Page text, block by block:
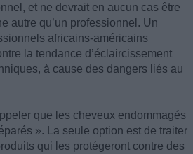
et ne devrait en aucun cas être
autre qu’un professionnel. Un
africains-américains
la tendance d’éclaircissement
à cause des dangers liés au
que les cheveux endommagés
». La seule option est de traiter
qui les protégeront contre des